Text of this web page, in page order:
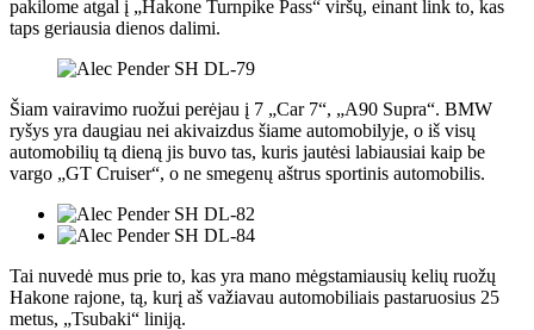
pakilome atgal į „Hakone Turnpike Pass“ viršų, einant link to, kas
taps geriausia dienos dalimi.
Šiam vairavimo ruožui perėjau į 7 „Car 7“, „A90 Supra“. BMW
ryšys yra daugiau nei akivaizdus šiame automobilyje, o iš visų
automobilių tą dieną jis buvo tas, kuris jautėsi labiausiai kaip be
vargo „GT Cruiser“, o ne smegenų aštrus sportinis automobilis.
Tai nuvedė mus prie to, kas yra mano mėgstamiausių kelių ruožų
Hakone rajone, tą, kurį aš važiavau automobiliais pastaruosius 25
metus, „Tsubaki“ liniją.